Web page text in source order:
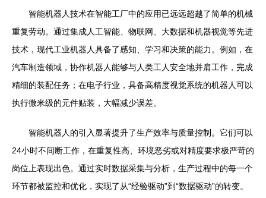
智能机器人技术在智能工厂中的应用已远远超越了简单的机械
重复劳动。通过集成人工智能、物联网、大数据和机器视觉等先进
技术，现代工业机器人具备了感知、学习和决策的能力。例如，在
汽车制造领域，协作机器人能够与人类工人安全地并肩工作，完成
精细的装配任务；在电子行业，具备高精度视觉系统的机器人可以
执行微米级的元件贴装，大幅减少误差。
智能机器人的引入显著提升了生产效率与质量控制。它们可以
24小时不间断工作，在重复性高、环境恶劣或对精度要求极严苛的
岗位上表现出色。通过实时数据采集与分析，生产过程中的每一个
环节都被监控和优化，实现了从“经验驱动”到“数据驱动”的转变。